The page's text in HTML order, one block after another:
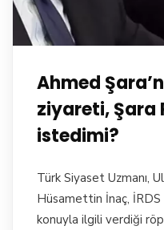
Ahmed
ziyareti, Şara
istedimi?
Türk Siyaset Uzmanı,
Hüsamettin İnaç,
konuyla ilgili verdiği